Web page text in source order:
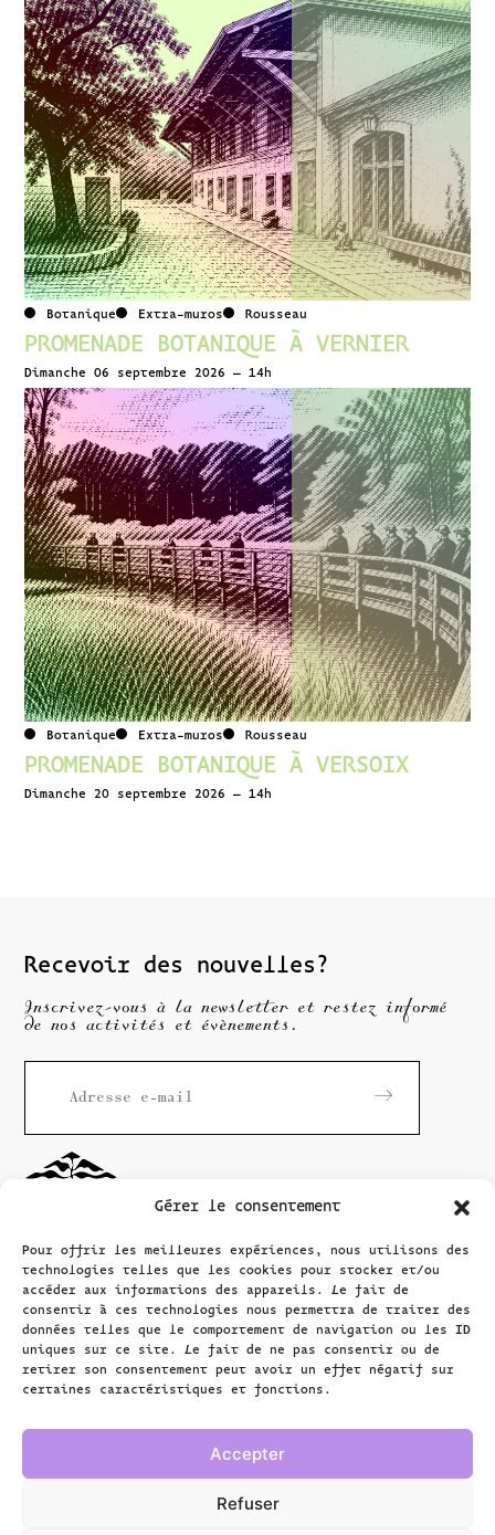
Gérer le consentement
Pour offrir les meilleures expériences, nous utilisons des
technologies telles que les cookies pour stocker et/ou
accéder aux informations des appareils. Le fait de
consentir à ces technologies nous permettra de traiter des
données telles que le comportement de navigation ou les ID
uniques sur ce site. Le fait de ne pas consentir ou de
retirer son consentement peut avoir un effet négatif sur
certaines caractéristiques et fonctions.
Accepter
Refuser
Botanique Extra-muros Rousseau
PROMENADE BOTANIQUE À VERNIER
Dimanche 06 septembre 2026 – 14h
Botanique Extra-muros Rousseau
PROMENADE BOTANIQUE À VERSOIX
Dimanche 20 septembre 2026 – 14h
Recevoir des nouvelles?
Inscrivez-vous à la newsletter et restez informé
de nos activités et évènements.
Maison
Rousseau
Littérature
info@m-r-l.ch